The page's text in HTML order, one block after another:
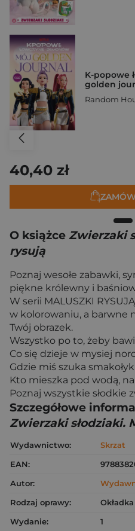
K-popowe
golden
Random
40,40 zł
O książce Zwierzaki
rysują
Poznaj wesołe zabawki,
piękne królewny i
W serii MALUSZKI
w kolorowaniu, a barwne
Twój obrazek.
Wszystko po to, żeby
Co się dzieje w mysiej
Gdzie miś szuka
Kto mieszka pod wodą,
Poznaj wszystkie słodkie
Szczegółowe
Zwierzaki słodziaki.
Wydawnictwo:
Skrzat
EAN:
Autor:
Rodzaj oprawy:
Wydanie:
1